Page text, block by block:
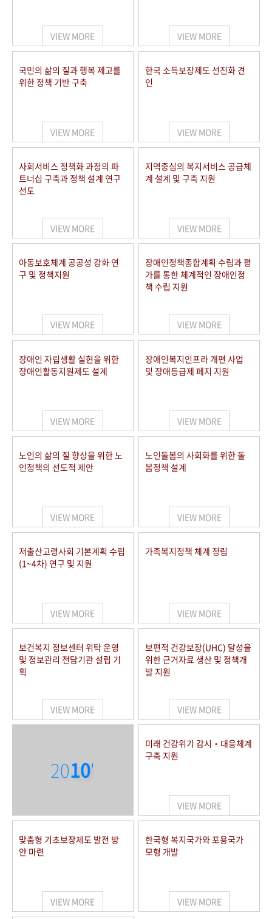
VIEW MORE VIEW MORE
국민의 삶의 질과 행복 제고를
위한 정책 기반 구축
VIEW MORE
한국 소득보장제도 선진화 견
인
VIEW MORE
사회서비스 정책화 과정의 파
트너십 구축과 정책 설계 연구
선도
VIEW MORE
지역중심의 복지서비스 공급체
계 설계 및 구축 지원
VIEW MORE
아동보호체계 공공성 강화 연
구 및 정책지원
VIEW MORE
장애인정책종합계획 수립과 평
가를 통한 체계적인 장애인정
책 수립 지원
VIEW MORE
장애인 자립생활 실현을 위한
장애인활동지원제도 설계
VIEW MORE
장애인복지인프라 개편 사업
및 장애등급제 폐지 지원
VIEW MORE
노인의 삶의 질 향상을 위한 노
인정책의 선도적 제안
VIEW MORE
노인돌봄의 사회화를 위한 돌
봄정책 설계
VIEW MORE
저출산고령사회 기본계획 수립
(1~4차) 연구 및 지원
VIEW MORE
가족복지정책 체계 정립
VIEW MORE
보건복지 정보센터 위탁 운영
및 정보관리 전담기관 설립 기
획
VIEW MORE
보편적 건강보장(UHC) 달성을
위한 근거자료 생산 및 정책개
발 지원
VIEW MORE
2010'
미래 건강위기 감시‧대응체계
구축 지원
VIEW MORE
맞춤형 기초보장제도 발전 방
안 마련
VIEW MORE
한국형 복지국가와 포용국가
모형 개발
VIEW MORE